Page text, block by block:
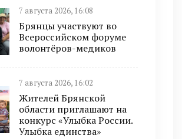
7 августа 2026, 16:08
Брянцы участвуют во
Всероссийском форуме
волонтёров-медиков
7 августа 2026, 16:02
Жителей Брянской
области приглашают на
конкурс «Улыбка России.
Улыбка единства»